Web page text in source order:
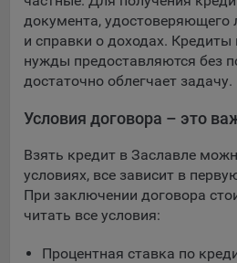
документа, удостоверяющего
и справки о доходах. Кредиты
нужды предоставляются без
достаточно облегчает задачу.
Условия договора – это
Взять кредит в Заславле
условиях, все зависит в
При заключении договора
читать все условия:
Процентная ставка по